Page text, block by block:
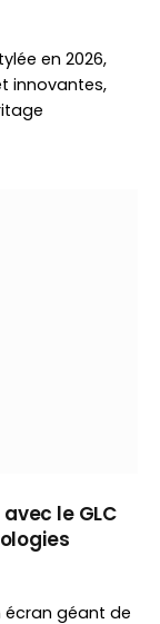
en 2026,
innovantes,
le GLC
écran géant de